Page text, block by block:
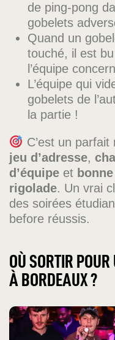
de ping-pong
gobelets
Quand un
touché, il est
l’équipe
L’équipe qui
gobelets de
la partie !
C’est un parfait
jeu d’adresse,
d’équipe et
rigolade. Un vrai
des soirées
before réussis.
OÙ SORTIR POUR
À BORDEAUX ?